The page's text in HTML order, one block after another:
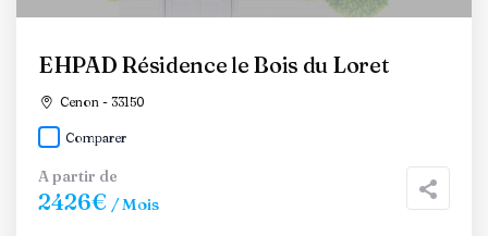
EHPAD Résidence le Bois du Loret
Cenon - 33150
Comparer
A partir de
2426€ / Mois